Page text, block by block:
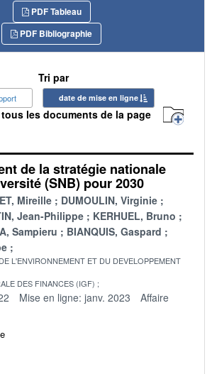
PDF Tableau
PDF Bibliographie
Tri par
date de mise en ligne
les documents de la page
de la stratégie nationale
(SNB) pour 2030
Mireille
DUMOULIN, Virginie
Jean-Philippe
KERHUEL, Bruno
Sampieru
BIANQUIS, Gaspard
L'ENVIRONNEMENT ET DU DEVELOPPEMENT
DES FINANCES (IGF)
Mise en ligne: janv. 2023
Affaire